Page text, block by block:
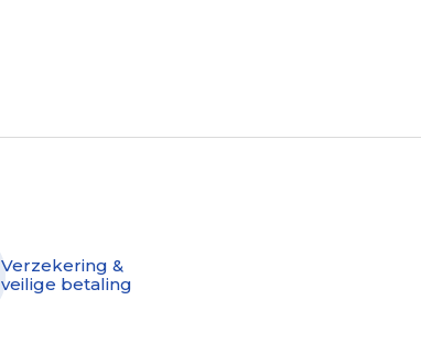
Verzekering &
veilige betaling